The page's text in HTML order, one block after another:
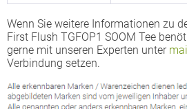
Wenn Sie weitere Informationen zu
First Flush TGFOP1 SOOM Tee
gerne mit unseren Experten unter
Verbindung setzen.